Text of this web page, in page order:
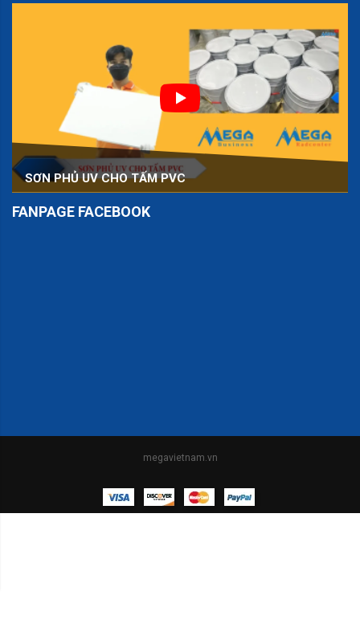
SƠN PHỦ UV CHO TẤM PVC
FANPAGE FACEBOOK
megavietnam.vn